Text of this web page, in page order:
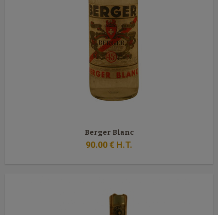
Berger Blanc
90.00€ H.T.